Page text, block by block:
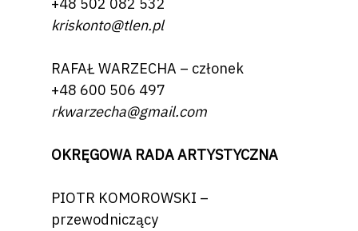
kriskonto@tlen.pl
RAFAŁ WARZECHA – członek
+48 600 506 497
rkwarzecha@gmail.com
OKRĘGOWA RADA ARTYSTYCZNA
PIOTR KOMOROWSKI –
przewodniczący